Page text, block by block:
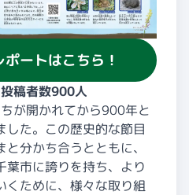
ートはこちら！
稿者数900人
が開かれてから900年と
した。この歴史的な節目
分かち合うとともに、
葉市に誇りを持ち、より
くために、様々な取り組